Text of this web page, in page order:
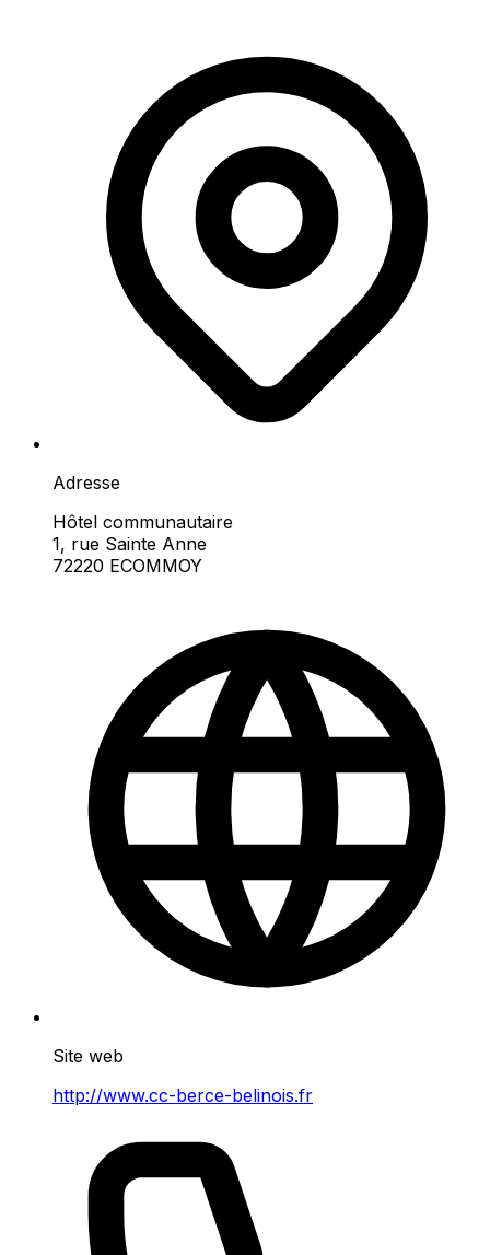
Adresse
Hôtel communautaire
1, rue Sainte Anne
72220 ECOMMOY
Site web
http://www.cc-berce-belinois.fr